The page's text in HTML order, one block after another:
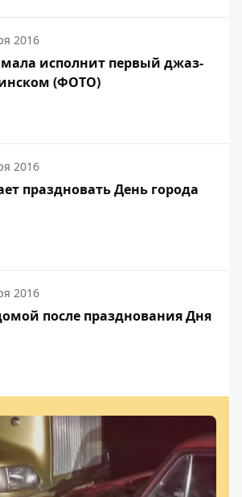
2016
исполнит первый джаз-
(ФОТО)
2016
праздновать День города
2016
после празднования Дня